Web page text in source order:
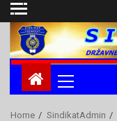
Skip
to
content
Menu
Home SindikatAdmin